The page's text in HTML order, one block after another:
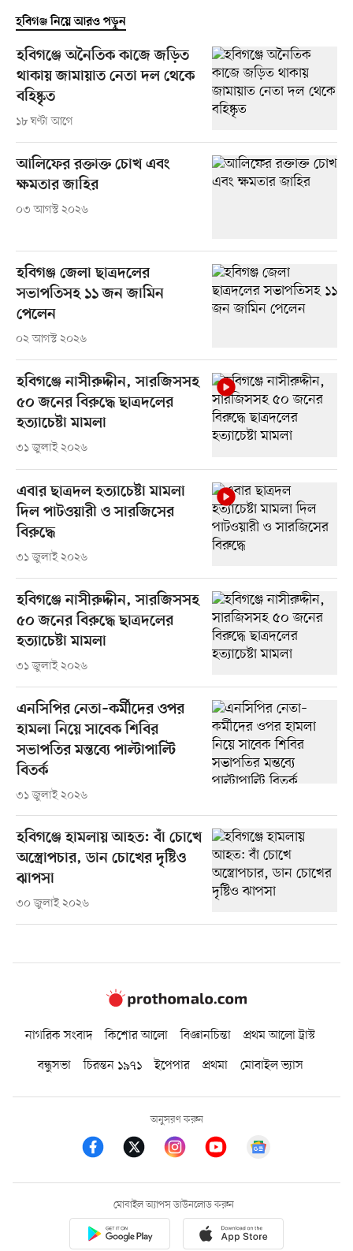
হবিগঞ্জ নিয়ে আরও পড়ুন
হবিগঞ্জে অনৈতিক কাজে জড়িত
থাকায় জামায়াত নেতা দল থেকে
বহিষ্কৃত
১৮ ঘণ্টা আগে
আলিফের রক্তাক্ত চোখ এবং
ক্ষমতার জাহির
০৩ আগস্ট ২০২৬
হবিগঞ্জ জেলা ছাত্রদলের
সভাপতিসহ ১১ জন জামিন
পেলেন
০২ আগস্ট ২০২৬
হবিগঞ্জে নাসীরুদ্দীন, সারজিসসহ
৫০ জনের বিরুদ্ধে ছাত্রদলের
হত্যাচেষ্টা মামলা
৩১ জুলাই ২০২৬
এবার ছাত্রদল হত্যাচেষ্টা মামলা
দিল পাটওয়ারী ও সারজিসের
বিরুদ্ধে
৩১ জুলাই ২০২৬
হবিগঞ্জে নাসীরুদ্দীন, সারজিসসহ
৫০ জনের বিরুদ্ধে ছাত্রদলের
হত্যাচেষ্টা মামলা
৩১ জুলাই ২০২৬
এনসিপির নেতা–কর্মীদের ওপর
হামলা নিয়ে সাবেক শিবির
সভাপতির মন্তব্যে পাল্টাপাল্টি
বিতর্ক
৩১ জুলাই ২০২৬
হবিগঞ্জে হামলায় আহত: বাঁ চোখে
অস্ত্রোপচার, ডান চোখের দৃষ্টিও
ঝাপসা
৩০ জুলাই ২০২৬
নাগরিক সংবাদ কিশোর আলো বিজ্ঞানচিন্তা
প্রথম আলো ট্রাস্ট
বন্ধুসভা
চিরন্তন ১৯৭১ ইপেপার প্রথমা মোবাইল ভ্যাস
অনুসরণ করুন
মোবাইল অ্যাপস ডাউনলোড করুন